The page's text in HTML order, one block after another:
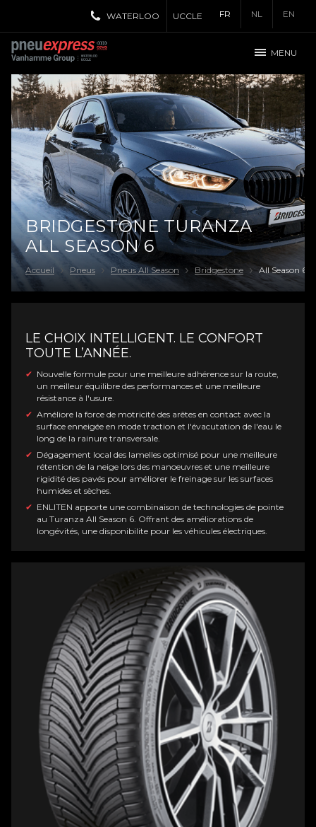
FR NL EN
WATERLOO UCCLE
MENU
BRIDGESTONE TURANZA
ALL SEASON 6
Accueil Pneus Pneus All Season Bridgestone All Season 6
LE CHOIX INTELLIGENT. LE CONFORT
TOUTE L’ANNÉE.
Nouvelle formule pour une meilleure adhérence sur la route,
un meilleur équilibre des performances et une meilleure
résistance à l'usure.
Améliore la force de motricité des arêtes en contact avec la
surface enneigée en mode traction et l'évacutation de l'eau le
long de la rainure transversale.
Dégagement local des lamelles optimisé pour une meilleure
rétention de la neige lors des manoeuvres et une meilleure
rigidité des pavés pour améliorer le freinage sur les surfaces
humides et sèches.
ENLITEN apporte une combinaison de technologies de pointe
au Turanza All Season 6. Offrant des améliorations de
longévités, une disponibilite pour les véhicules électriques.